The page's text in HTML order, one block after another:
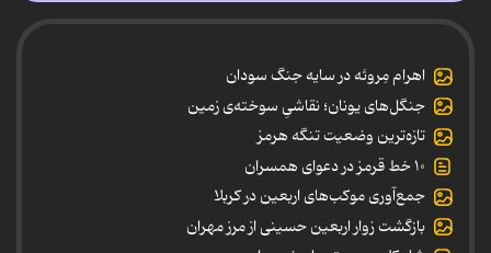
اهرام مِروئه در سایه جنگ سودان
جنگل‌های یونان؛ نقاشیِ سوخته‌ی زمین
تازه‌ترین وضعیت تنگه هرمز
۱۰ خط قرمز در دعوای همسران
جمع‌آوری موکب‌های اربعین در کربلا
بازگشت زوار اربعین حسینی از مرز مهران